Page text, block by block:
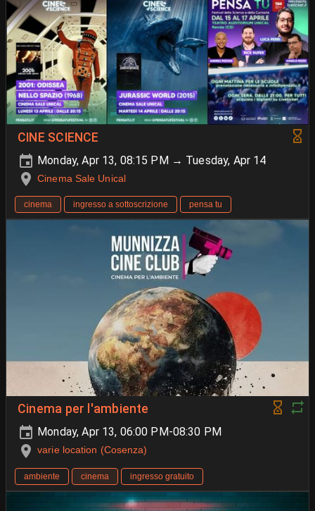
CINE SCIENCE
Monday, Apr 13, 08:15 PM → Tuesday, Apr 14
Cinema Sale Unical
cinema ingresso a sottoscrizione pensa tu
Cinema per l'ambiente
Monday, Apr 13, 06:00 PM-08:30 PM
varie location (Cosenza)
ambiente cinema ingresso gratuito